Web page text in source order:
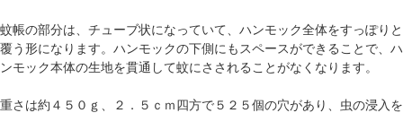
蚊帳の部分は、チューブ状になっていて、ハンモック全体をすっぽりと
覆う形になります。ハンモックの下側にもスペースができることで、ハ
ンモック本体の生地を貫通して蚊にさされることがなくなります。
重さは約４５０ｇ、２．５ｃｍ四方で５２５個の穴があり、虫の浸入を